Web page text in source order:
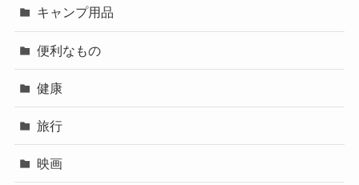
キャンプ用品
便利なもの
健康
旅行
映画